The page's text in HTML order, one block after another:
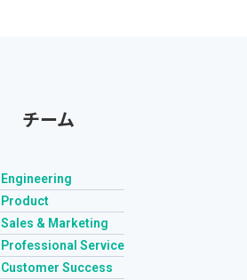
チーム
Engineering
Product
Sales & Marketing
Professional Service
Customer Success